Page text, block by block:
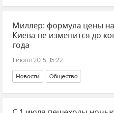
Миллер: формула цены на
Киева не изменится до
года
1 июля 2015, 15:22
Новости Общество